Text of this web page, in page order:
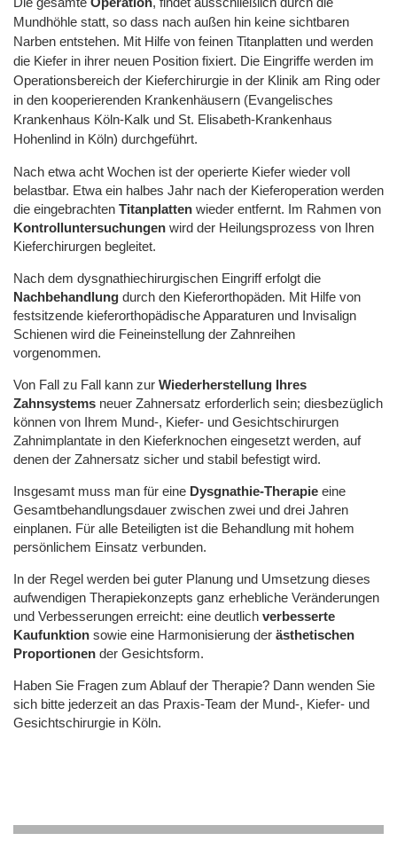
Mundhöhle statt, so dass nach außen hin keine sichtbaren
Narben entstehen. Mit Hilfe von feinen Titanplatten und werden
die Kiefer in ihrer neuen Position fixiert. Die Eingriffe werden im
Operationsbereich der Kieferchirurgie in der Klinik am Ring oder
in den kooperierenden Krankenhäusern (Evangelisches
Krankenhaus Köln-Kalk und St. Elisabeth-Krankenhaus
Hohenlind in Köln) durchgeführt.
Nach etwa acht Wochen ist der operierte Kiefer wieder voll
belastbar. Etwa ein halbes Jahr nach der Kieferoperation werden
die eingebrachten Titanplatten wieder entfernt. Im Rahmen von
Kontrolluntersuchungen wird der Heilungsprozess von Ihren
Kieferchirurgen begleitet.
Nach dem dysgnathiechirurgischen Eingriff erfolgt die
Nachbehandlung durch den Kieferorthopäden. Mit Hilfe von
festsitzende kieferorthopädische Apparaturen und Invisalign
Schienen wird die Feineinstellung der Zahnreihen
vorgenommen.
Von Fall zu Fall kann zur Wiederherstellung Ihres
Zahnsystems neuer Zahnersatz erforderlich sein; diesbezüglich
können von Ihrem Mund-, Kiefer- und Gesichtschirurgen
Zahnimplantate in den Kieferknochen eingesetzt werden, auf
denen der Zahnersatz sicher und stabil befestigt wird.
Insgesamt muss man für eine Dysgnathie-Therapie eine
Gesamtbehandlungsdauer zwischen zwei und drei Jahren
einplanen. Für alle Beteiligten ist die Behandlung mit hohem
persönlichem Einsatz verbunden.
In der Regel werden bei guter Planung und Umsetzung dieses
aufwendigen Therapiekonzepts ganz erhebliche Veränderungen
und Verbesserungen erreicht: eine deutlich verbesserte
Kaufunktion sowie eine Harmonisierung der ästhetischen
Proportionen der Gesichtsform.
Haben Sie Fragen zum Ablauf der Therapie? Dann wenden Sie
sich bitte jederzeit an das Praxis-Team der Mund-, Kiefer- und
Gesichtschirurgie in Köln.